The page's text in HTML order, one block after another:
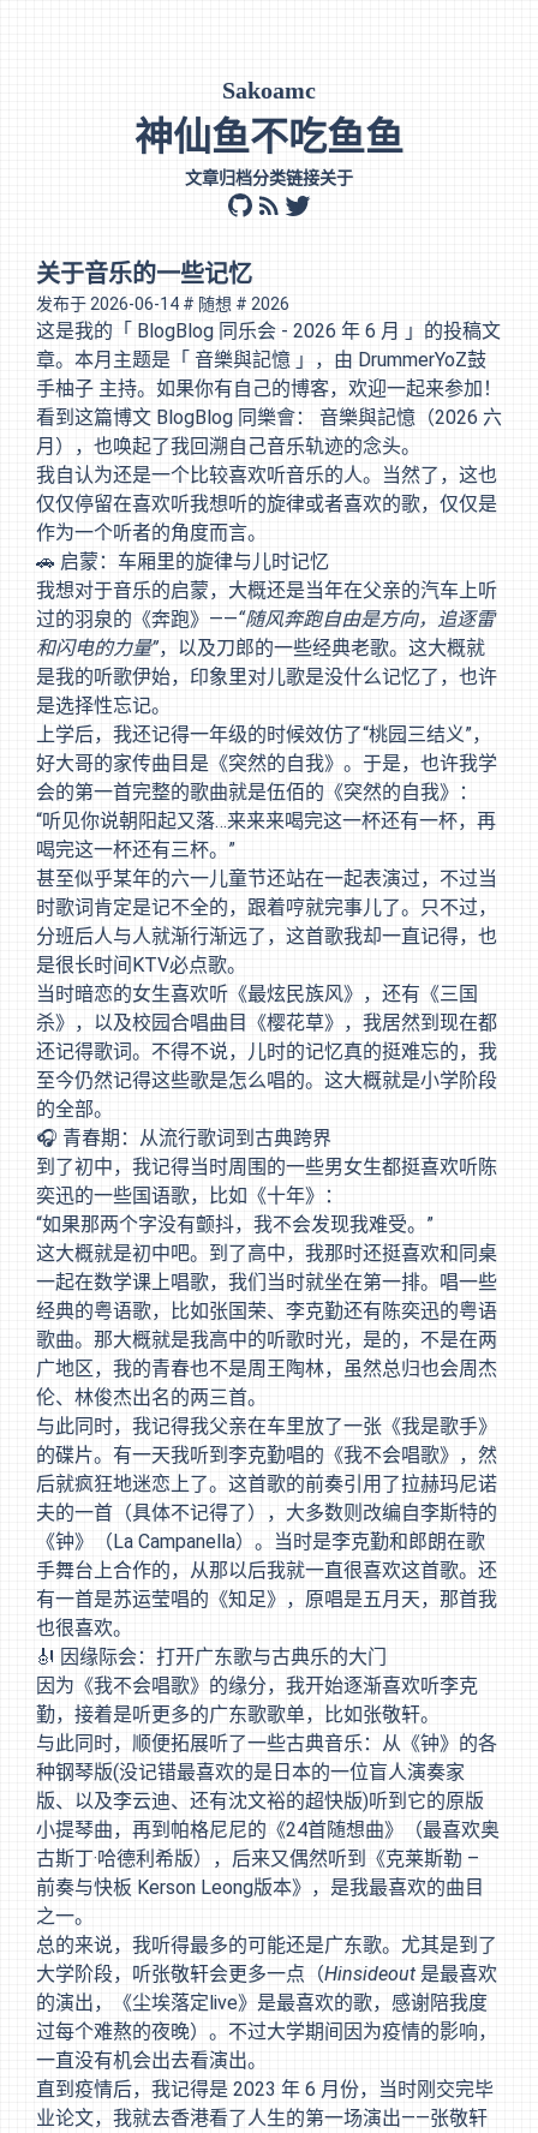
Sakoamc
神仙鱼不吃鱼鱼
文章归档分类链接关于
github
rss twitter
关于音乐的一些记忆
发布于 2026-06-14 # 随想 # 2026
这是我的「 BlogBlog 同乐会 - 2026 年 6 月
」的投稿文
章。本月主题是「 音樂與記憶 」，由 DrummerYoZ鼓
手柚子 主持。如果你有自己的博客，欢迎一起来参加！
看到这篇博文 BlogBlog 同樂會： 音樂與記憶（2026 六
月）
，也唤起了我回溯自己音乐轨迹的念头。
我自认为还是一个比较喜欢听音乐的人。当然了，这也
仅仅停留在喜欢听我想听的旋律或者喜欢的歌，仅仅是
作为一个听者的角度而言。
🚗 启蒙：车厢里的旋律与儿时记忆
我想对于音乐的启蒙，大概还是当年在父亲的汽车上听
过的羽泉的《奔跑》——“随风奔跑自由是方向，追逐雷
和闪电的力量”，以及刀郎的一些经典老歌。这大概就
是我的听歌伊始，印象里对儿歌是没什么记忆了，也许
是选择性忘记。
上学后，我还记得一年级的时候效仿了“桃园三结义”，
好大哥的家传曲目是《突然的自我》。于是，也许我学
会的第一首完整的歌曲就是伍佰的《突然的自我》：
“听见你说朝阳起又落…来来来喝完这一杯还有一杯，再
喝完这一杯还有三杯。”
甚至似乎某年的六一儿童节还站在一起表演过，不过当
时歌词肯定是记不全的，跟着哼就完事儿了。只不过，
分班后人与人就渐行渐远了，这首歌我却一直记得，也
是很长时间KTV必点歌。
当时暗恋的女生喜欢听《最炫民族风》，还有《三国
杀》，以及校园合唱曲目《樱花草》，我居然到现在都
还记得歌词。不得不说，儿时的记忆真的挺难忘的，我
至今仍然记得这些歌是怎么唱的。这大概就是小学阶段
的全部。
🎧 青春期：从流行歌词到古典跨界
到了初中，我记得当时周围的一些男女生都挺喜欢听陈
奕迅的一些国语歌，比如《十年》：
“如果那两个字没有颤抖，我不会发现我难受。”
这大概就是初中吧。到了高中，我那时还挺喜欢和同桌
一起在数学课上唱歌，我们当时就坐在第一排。唱一些
经典的粤语歌，比如张国荣、李克勤还有陈奕迅的粤语
歌曲。那大概就是我高中的听歌时光，是的，不是在两
广地区，我的青春也不是周王陶林，虽然总归也会周杰
伦、林俊杰出名的两三首。
与此同时，我记得我父亲在车里放了一张《我是歌手》
的碟片。有一天我听到李克勤唱的《我不会唱歌》，然
后就疯狂地迷恋上了。这首歌的前奏引用了拉赫玛尼诺
夫的一首（具体不记得了），大多数则改编自李斯特的
《钟》（La Campanella）。当时是李克勤和郎朗在歌
手舞台上合作的，从那以后我就一直很喜欢这首歌。还
有一首是苏运莹唱的《知足》，原唱是五月天，那首我
也很喜欢。
🎻 因缘际会：打开广东歌与古典乐的大门
因为《我不会唱歌》的缘分，我开始逐渐喜欢听李克
勤，接着是听更多的广东歌歌单，比如张敬轩。
与此同时，顺便拓展听了一些古典音乐：从《钟》的各
种钢琴版(没记错最喜欢的是日本的一位盲人演奏家
版、以及李云迪、还有沈文裕的超快版)听到它的原版
小提琴曲，再到帕格尼尼的《24首随想曲》（最喜欢奥
古斯丁·哈德利希版），后来又偶然听到
《克莱斯勒 –
前奏与快板 Kerson Leong版本》 ，是我最喜欢的曲目
之一。
总的来说，我听得最多的可能还是广东歌。尤其是到了
大学阶段，听张敬轩会更多一点（Hinsideout 是最喜欢
的演出，《尘埃落定live》是最喜欢的歌，感谢陪我度
过每个难熬的夜晚）。不过大学期间因为疫情的影响，
一直没有机会出去看演出。
直到疫情后，我记得是 2023 年 6 月份，当时刚交完毕
业论文，我就去香港看了人生的第一场演出——张敬轩